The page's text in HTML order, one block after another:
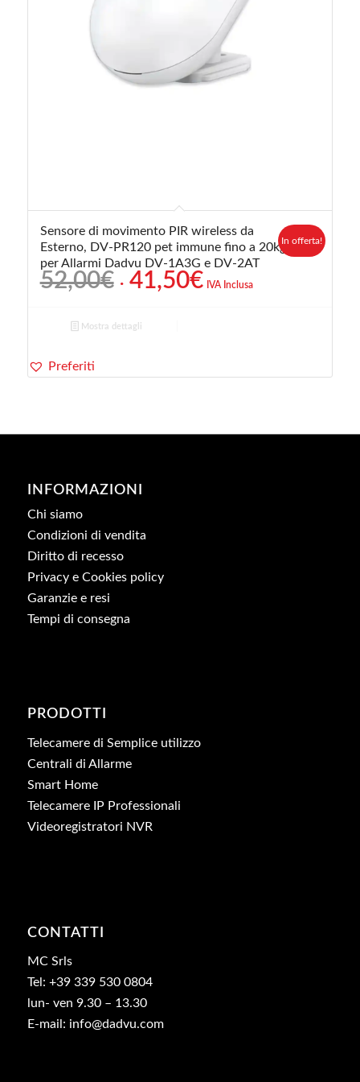
Sensore di movimento PIR wireless da
Esterno, DV-PR120 pet immune fino a 20kg,
per Allarmi Dadvu DV-1A3G e DV-2AT
52,00€ Il
prezzo
originale
era:
41,50€IlIVA Inclusa
In offerta!
Mostra dettagli
Preferiti
INFORMAZIONI
Chi siamo
Condizioni di vendita
Diritto di recesso
Privacy e Cookies policy
Garanzie e resi
Tempi di consegna
PRODOTTI
Telecamere di Semplice utilizzo
Centrali di Allarme
Smart Home
Telecamere IP Professionali
Videoregistratori NVR
CONTATTI
MC Srls
Tel: +39 339 530 0804
lun- ven 9.30 – 13.30
E-mail: info@dadvu.com